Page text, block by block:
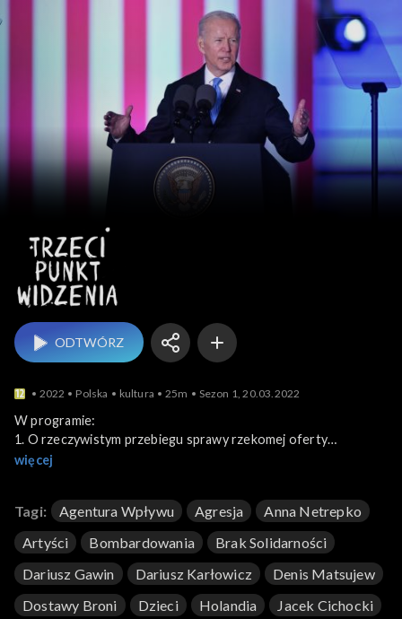
Trzeci punkt widzenia
ODTWÓRZ
2022 Polska kultura 25m Sezon 1, 20.03.2022
W programie:
1. O rzeczywistym przebiegu sprawy rzekomej oferty
przekazania polskich samolotów Ukrainie. Dlaczego
do bazy w Rammstein, choć entuzjastycznie przyjęto pomysł
uzbrojenia Ukrainy bezpośrednio z Polski?
2. O dylematach, jakie obecna sytuacja polityczna może
wywołać w obszarach najszerzej rozumianej kultury duchowej.
Oraz o wojnie hybrydowej, której kultura ta może służyć, a
także stanowić jej ekspozyturę i zasłonę.
3. Rozmowa poświęcona politycznym i intelektualnym skutkom
więcej
Tagi: Agentura Wpływu Agresja
Anna Netrepko
Artyści
Bombardowania
Brak Solidarności
Dariusz Gawin
Dariusz Karłowicz
Denis Matsujew
Dostawy Broni
Dzieci Holandia
Jacek Cichocki